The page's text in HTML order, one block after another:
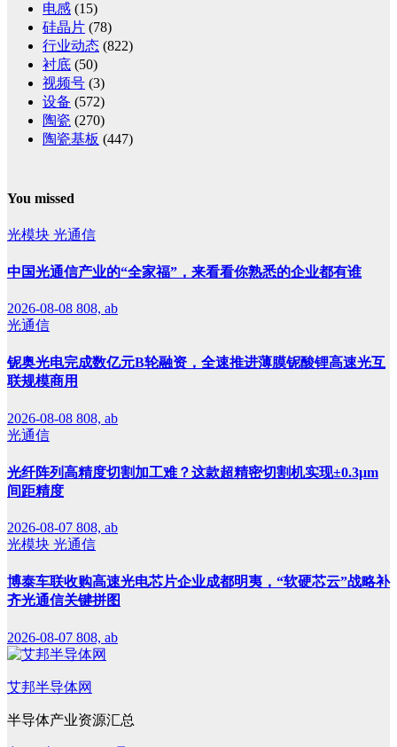
电感 (15)
硅晶片 (78)
行业动态 (822)
衬底 (50)
视频号 (3)
设备 (572)
陶瓷 (270)
陶瓷基板 (447)
You missed
光模块 光通信
中国光通信产业的“全家福”，来看看你熟悉的企业都有谁
2026-08-08 808, ab
光通信
铌奥光电完成数亿元B轮融资，全速推进薄膜铌酸锂高速光互
联规模商用
2026-08-08 808, ab
光通信
光纤阵列高精度切割加工难？这款超精密切割机实现±0.3μm
间距精度
2026-08-07 808, ab
光模块 光通信
博泰车联收购高速光电芯片企业成都明夷，“软硬芯云”战略补
齐光通信关键拼图
2026-08-07 808, ab
艾邦半导体网
半导体产业资源汇总